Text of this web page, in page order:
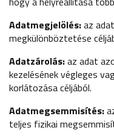
Adatmegjelölés:az
megkülönböztetése
Adatzárolás:az adat
kezelésének végleges
korlátozása céljából.
Adatmegsemmisítés:
teljes fizikai